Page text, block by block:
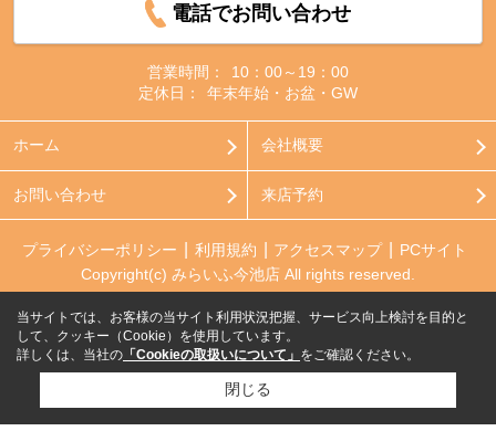
電話でお問い合わせ
営業時間：
10：00～19：00
定休日：
年末年始・お盆・GW
ホーム 会社概要
お問い合わせ 来店予約
プライバシーポリシー 利用規約 アクセスマップ
PCサイト
Copyright(c) みらいふ今池店 All rights reserved.
当サイトでは、お客様の当サイト利用状況把握、サービス向上検討を目的と
して、クッキー（Cookie）を使用しています。
詳しくは、当社の 「Cookieの取扱いについて」 をご確認ください。
閉じる